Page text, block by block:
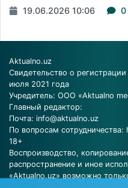
19.06.2026 10:06 0
Aktualno.uz
Свидетельство о
июля 2021 года
Учредитель: ООО «Aktualno
Главный редактор:
Почта: info@aktualno.uz
По вопросам сотрудничества:
18+
Воспроизводство,
распространение и иное
«Aktualno.uz» возможно